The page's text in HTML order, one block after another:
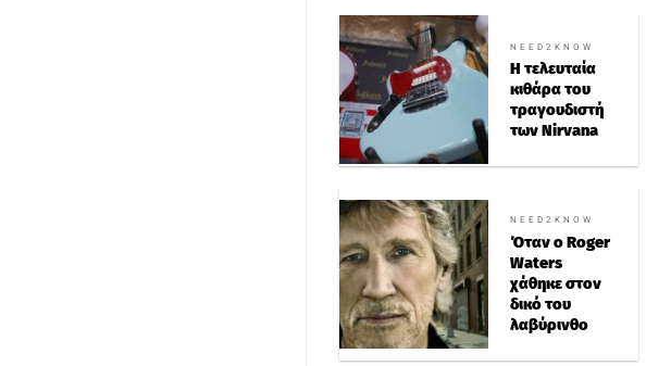
NEED2KNOW
Η τελευταία
κιθάρα του
τραγουδιστή
των Nirvana
NEED2KNOW
Όταν ο Roger
Waters
χάθηκε στον
δικό του
λαβύρινθο